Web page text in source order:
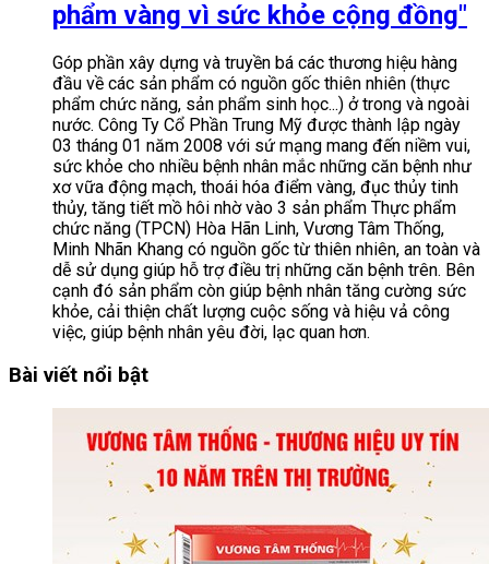
phẩm vàng vì sức khỏe cộng đồng"
Góp phần xây dựng và truyền bá các thương hiệu hàng
đầu về các sản phẩm có nguồn gốc thiên nhiên (thực
phẩm chức năng, sản phẩm sinh học...) ở trong và ngoài
nước. Công Ty Cổ Phần Trung Mỹ được thành lập ngày
03 tháng 01 năm 2008 với sứ mạng mang đến niềm vui,
sức khỏe cho nhiều bệnh nhân mắc những căn bệnh như
xơ vữa động mạch, thoái hóa điểm vàng, đục thủy tinh
thủy, tăng tiết mồ hôi nhờ vào 3 sản phẩm Thực phẩm
chức năng (TPCN) Hòa Hãn Linh, Vương Tâm Thống,
Minh Nhãn Khang có nguồn gốc từ thiên nhiên, an toàn và
dễ sử dụng giúp hỗ trợ điều trị những căn bệnh trên. Bên
cạnh đó sản phẩm còn giúp bệnh nhân tăng cường sức
khỏe, cải thiện chất lượng cuộc sống và hiệu vả công
việc, giúp bệnh nhân yêu đời, lạc quan hơn.
Bài viết nổi bật